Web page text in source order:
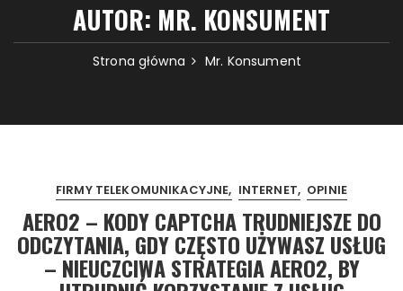
AUTOR: MR. KONSUMENT
Strona główna Mr. Konsument
FIRMY TELEKOMUNIKACYJNE INTERNET OPINIE
AERO2 – KODY CAPTCHA TRUDNIEJSZE DO
ODCZYTANIA, GDY CZĘSTO UŻYWASZ USŁUG
– NIEUCZCIWA STRATEGIA AERO2, BY